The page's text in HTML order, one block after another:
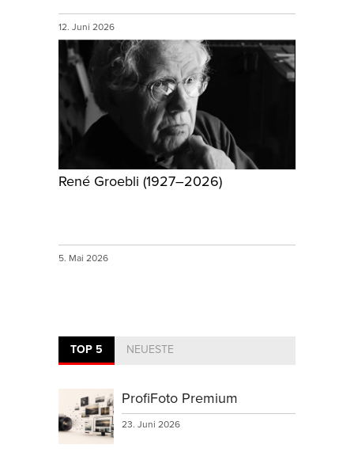
12. Juni 2026
René Groebli (1927–2026)
5. Mai 2026
TOP 5 NEUESTE
ProfiFoto Premium
23. Juni 2026